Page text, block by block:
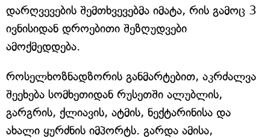
დარღვევების შემთხვევებმა იმატა, რის გამოც 3
ივნისიდან დროებითი შეზღუდვები
ამოქმედდება.
როსელხოზნადზორის განმარტებით, აკრძალვა
შეეხება სომხეთიდან რუსეთში ალუბლის,
გარგრის, ქლიავის, ატმის, ნექტარინისა და
ახალი ყურძნის იმპორტს. გარდა ამისა,